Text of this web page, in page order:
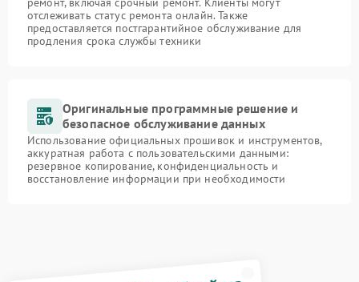
отслеживать статус ремонта онлайн. Также
предоставляется постгарантийное обслуживание для
продления срока службы техники
Оригинальные программные решение и
безопасное обслуживание данных
Использование официальных прошивок и инструментов,
аккуратная работа с пользовательскими данными:
резервное копирование, конфиденциальность и
восстановление информации при необходимости